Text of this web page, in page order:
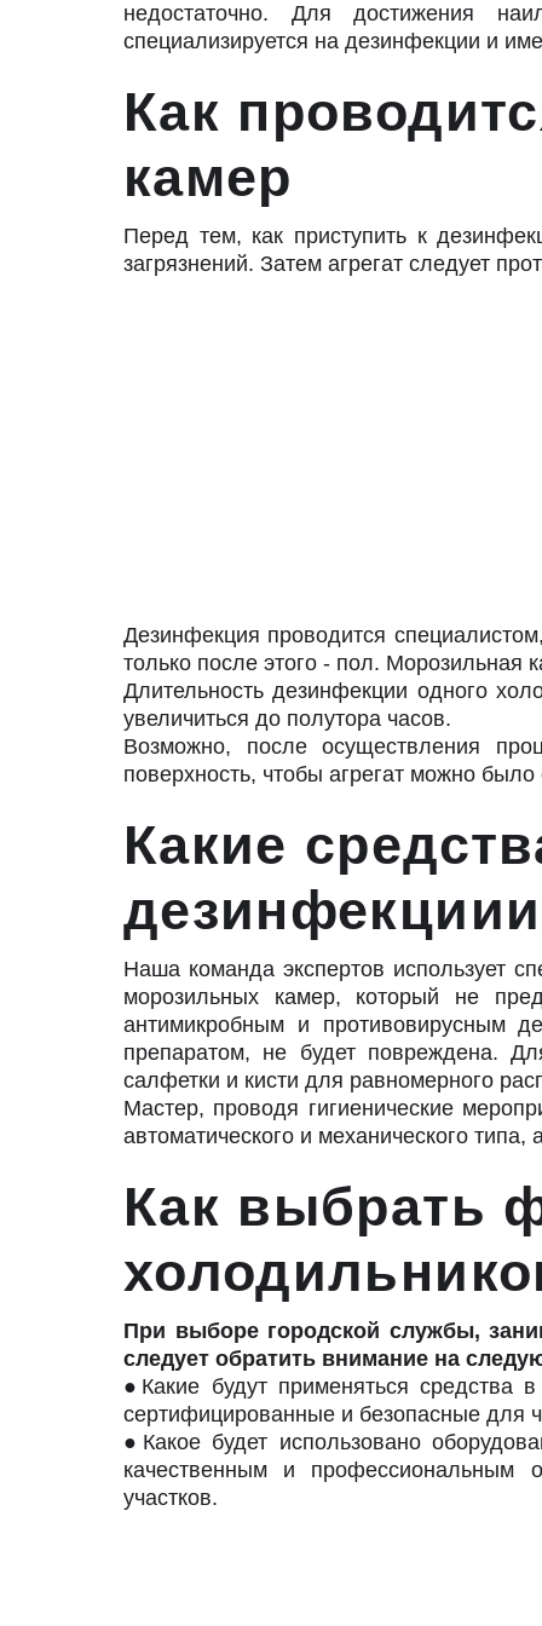
недостаточно. Для достижения
специализируется на дезинфекции и
Как
камер
Перед тем, как приступить к
загрязнений. Затем агрегат следует
Дезинфекция проводится
только после этого - пол. Морозильная
Длительность дезинфекции одного
увеличиться до полутора часов.
Возможно, после осуществления
поверхность, чтобы агрегат можно было
Какие
Наша команда экспертов использует
морозильных камер, который не
антимикробным и противовирусным
препаратом, не будет повреждена.
салфетки и кисти для равномерного
Мастер, проводя гигиенические
автоматического и механического
Как выбрать
При выборе городской службы,
следует обратить внимание на
●Какие будут применяться
сертифицированные и безопасные для
●Какое будет использовано
качественным и профессиональным
участков.